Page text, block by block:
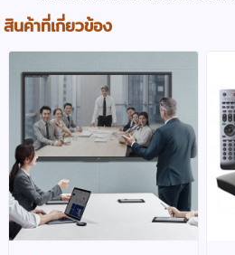
สินค้าที่เกี่ยวข้อง